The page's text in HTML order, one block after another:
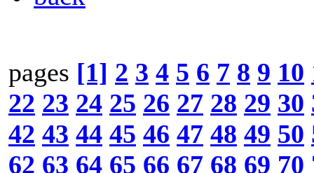
pages [1] 2 3 4 5 6 7 8 9 10
22 23 24 25 26 27 28 29 30
42 43 44 45 46 47 48 49 50
62 63 64 65 66 67 68 69 70